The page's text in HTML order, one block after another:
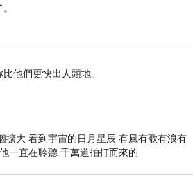
純羊肉紅米蔬菜配方15磅
他們更快出人頭地。
擴大 看到宇宙的日月星辰 有風有歌有浪有
一直在聆聽 千萬道拍打而來的